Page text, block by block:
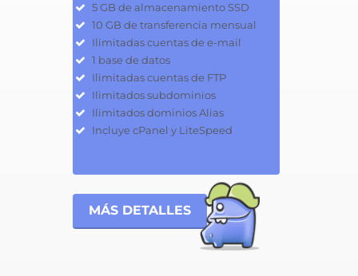
5 GB de almacenamiento SSD
10 GB de transferencia mensual
Ilimitadas cuentas de e-mail
1 base de datos
Ilimitadas cuentas de FTP
Ilimitados subdominios
Ilimitados dominios Alias
Incluye cPanel y LiteSpeed
MÁS DETALLES